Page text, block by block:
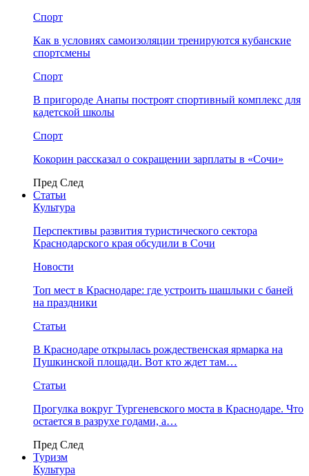
Спорт
Как в условиях самоизоляции тренируются кубанские
спортсмены
Спорт
В пригороде Анапы построят спортивный комплекс для
кадетской школы
Спорт
Кокорин рассказал о сокращении зарплаты в «Сочи»
Пред След
Статьи
Культура
Перспективы развития туристического сектора
Краснодарского края обсудили в Сочи
Новости
Топ мест в Краснодаре: где устроить шашлыки с баней
на праздники
Статьи
В Краснодаре открылась рождественская ярмарка на
Пушкинской площади. Вот кто ждет там…
Статьи
Прогулка вокруг Тургеневского моста в Краснодаре. Что
остается в разрухе годами, а…
Пред След
Туризм
Культура